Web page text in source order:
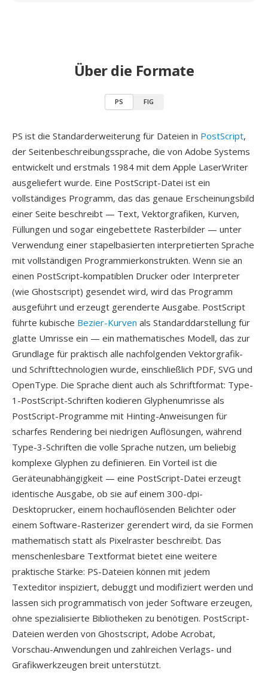
Über die Formate
PS FIG
PS ist die Standarderweiterung für Dateien in PostScript,
der Seitenbeschreibungssprache, die von Adobe Systems
entwickelt und erstmals 1984 mit dem Apple LaserWriter
ausgeliefert wurde. Eine PostScript-Datei ist ein
vollständiges Programm, das das genaue Erscheinungsbild
einer Seite beschreibt — Text, Vektorgrafiken, Kurven,
Füllungen und sogar eingebettete Rasterbilder — unter
Verwendung einer stapelbasierten interpretierten Sprache
mit vollständigen Programmierkonstrukten. Wenn sie an
einen PostScript-kompatiblen Drucker oder Interpreter
(wie Ghostscript) gesendet wird, wird das Programm
ausgeführt und erzeugt gerenderte Ausgabe. PostScript
führte kubische Bezier-Kurven als Standarddarstellung für
glatte Umrisse ein — ein mathematisches Modell, das zur
Grundlage für praktisch alle nachfolgenden Vektorgrafik-
und Schrifttechnologien wurde, einschließlich PDF, SVG und
OpenType. Die Sprache dient auch als Schriftformat: Type-
1-PostScript-Schriften kodieren Glyphenumrisse als
PostScript-Programme mit Hinting-Anweisungen für
scharfes Rendering bei niedrigen Auflösungen, während
Type-3-Schriften die volle Sprache nutzen, um beliebig
komplexe Glyphen zu definieren. Ein Vorteil ist die
Geräteunabhängigkeit — eine PostScript-Datei erzeugt
identische Ausgabe, ob sie auf einem 300-dpi-
Desktoprucker, einem hochauflösenden Belichter oder
einem Software-Rasterizer gerendert wird, da sie Formen
mathematisch statt als Pixelraster beschreibt. Das
menschenlesbare Textformat bietet eine weitere
praktische Stärke: PS-Dateien können mit jedem
Texteditor inspiziert, debuggt und modifiziert werden und
lassen sich programmatisch von jeder Software erzeugen,
ohne spezialisierte Bibliotheken zu benötigen. PostScript-
Dateien werden von Ghostscript, Adobe Acrobat,
Vorschau-Anwendungen und zahlreichen Verlags- und
Grafikwerkzeugen breit unterstützt.